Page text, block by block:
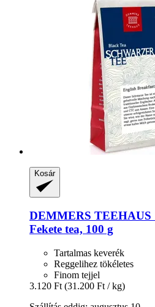
Kosár
DEMMERS TEEHAUS
Fekete tea, 100 g
Tartalmas keverék
Reggelihez tökéletes
Finom tejjel
3.120 Ft (31.200 Ft / kg)